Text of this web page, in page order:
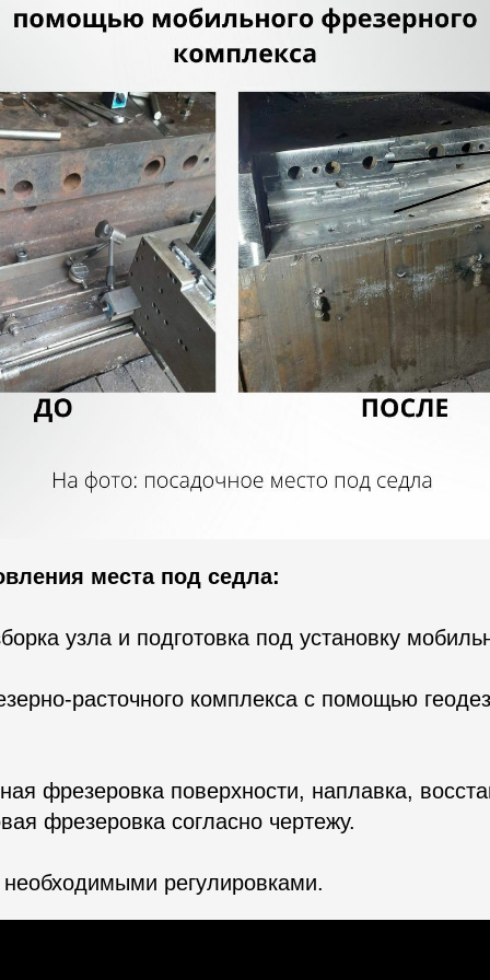
места под седла:
узла и подготовка под установку
расточного комплекса с помощью
фрезеровка поверхности, наплавка,
фрезеровка согласно чертежу.
регулировками.